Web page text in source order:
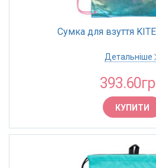
Сумка для взуття
Детальніше
КУПИТИ